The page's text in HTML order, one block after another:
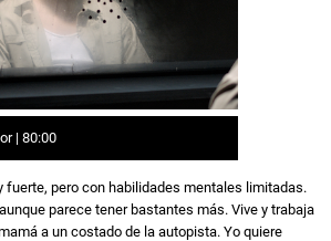
| 80:00
fuerte, pero con habilidades mentales limitadas.
parece tener bastantes más. Vive y trabaja
a un costado de la autopista. Yo quiere